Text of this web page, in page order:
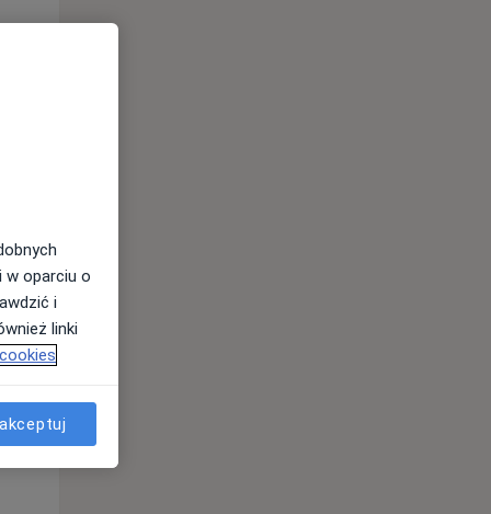
Pon,
w oparciu o
i
linki